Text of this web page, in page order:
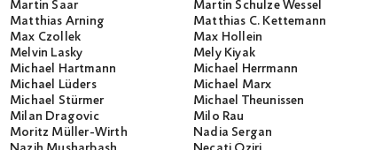
Martin Saar
Martin Schulze Wessel
Matthias Arning
Matthias C. Kettemann
Max Czollek
Max Hollein
Melvin Lasky
Mely Kiyak
Michael Hartmann
Michael Herrmann
Michael Lüders
Michael Marx
Michael Stürmer
Michael Theunissen
Milan Dragovic
Milo Rau
Moritz Müller-Wirth
Nadia Sergan